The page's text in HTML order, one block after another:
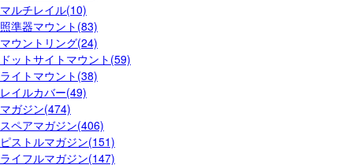
マルチレイル(10)
照準器マウント(83)
マウントリング(24)
ドットサイトマウント(59)
ライトマウント(38)
レイルカバー(49)
マガジン(474)
スペアマガジン(406)
ピストルマガジン(151)
ライフルマガジン(147)